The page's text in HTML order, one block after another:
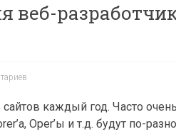
веб-
каждый год. Часто
Oper’ы и т.д. будут по-